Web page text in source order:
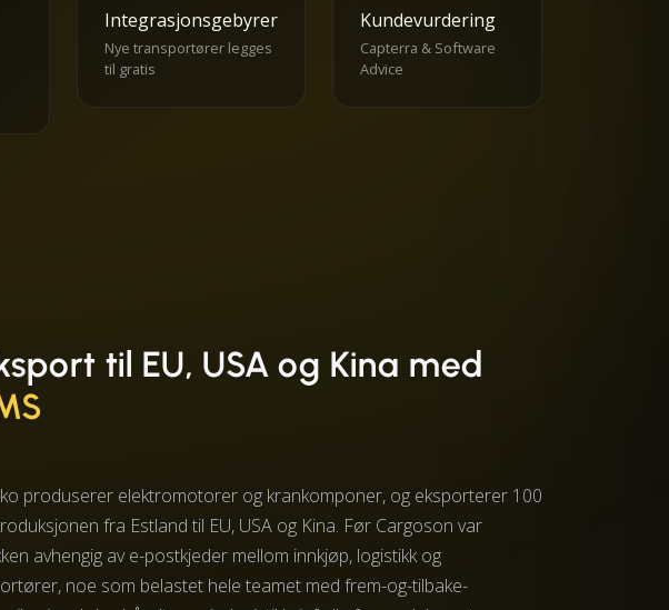
Integrasjonsgebyrer
Nye transportører legges
til gratis
Kundevurdering
Capterra & Software
Advice
til EU, USA og Kina med
produserer elektromotorer og krankomponer, og eksporterer 100
fra Estland til EU, USA og Kina. Før Cargoson var
avhengig av e-postkjeder mellom innkjøp, logistikk og
noe som belastet hele teamet med frem-og-tilbake-